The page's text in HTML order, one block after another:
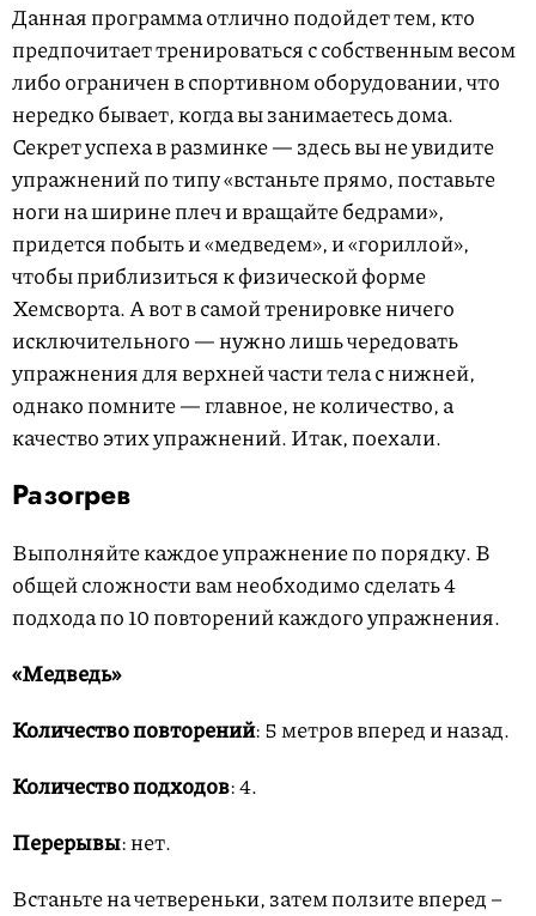
Данная программа отлично подойдет тем, кто
предпочитает тренироваться с собственным весом
либо ограничен в спортивном оборудовании, что
нередко бывает, когда вы занимаетесь дома.
Секрет успеха в разминке — здесь вы не увидите
упражнений по типу «встаньте прямо, поставьте
ноги на ширине плеч и вращайте бедрами»,
придется побыть и «медведем», и «гориллой»,
чтобы приблизиться к физической форме
Хемсворта. А вот в самой тренировке ничего
исключительного — нужно лишь чередовать
упражнения для верхней части тела с нижней,
однако помните — главное, не количество, а
качество этих упражнений. Итак, поехали.
Разогрев
Выполняйте каждое упражнение по порядку. В
общей сложности вам необходимо сделать 4
подхода по 10 повторений каждого упражнения.
«Медведь»
Количество повторений: 5 метров вперед и назад.
Количество подходов: 4.
Перерывы: нет.
Встаньте на четвереньки, затем ползите вперед –